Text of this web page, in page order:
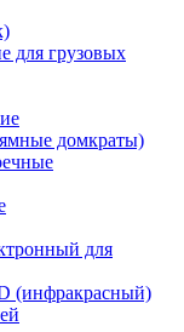
для грузовых
домкраты)
для
(инфракрасный)